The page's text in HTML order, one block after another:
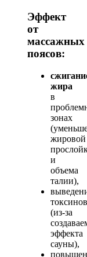
Эффект
от
массажных
поясов:
жира
в
зонах
жировой
и
объема
талии),
токсинов
(из-за
эффекта
сауны),